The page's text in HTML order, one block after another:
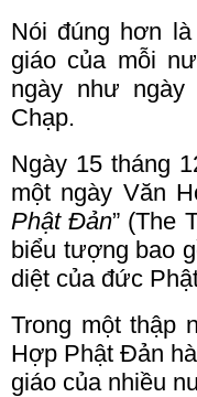
Nói đúng hơn
giáo của mỗi
ngày như ngày
Chạp.
Ngày 15 tháng
một ngày Văn
Phật Đản” (The
biểu tượng bao
diệt của đức
Trong một thập
Hợp Phật Đản
giáo của nhiều